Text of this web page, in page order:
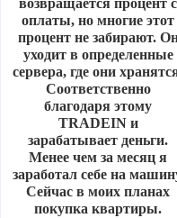
возвращается процент с
оплаты, но многие этот
процент не забирают.
уходит в определенные
сервера, где они
Соответственно
благодаря этому
TRADEIN и
зарабатывает деньги.
Менее чем за месяц я
заработал себе на
Сейчас в моих планах
покупка квартиры.